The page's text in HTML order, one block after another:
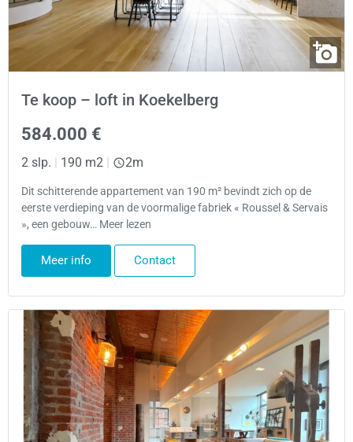
Te koop – loft in Koekelberg
584.000 €
2 slp. | 190 m2 | 2m
Dit schitterende appartement van 190 m² bevindt zich op de
eerste verdieping van de voormalige fabriek « Roussel & Servais
», een gebouw… Meer lezen
Meer info Contact